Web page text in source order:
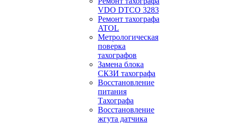
VDO DTCO 3283
Ремонт тахографа
ATOL
Метрологическая
поверка
тахографов
Замена блока
СКЗИ тахографа
Восстановление
питания
Тахографа
Восстановление
жгута датчика